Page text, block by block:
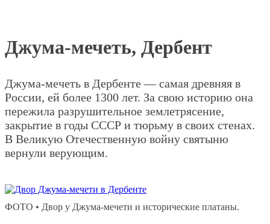
Джума-мечеть, Дербент
Джума-мечеть в Дербенте — самая древняя в
России, ей более 1300 лет. За свою историю она
пережила разрушительное землетрясение,
закрытие в годы СССР и тюрьму в своих стенах.
В Великую Отечественную войну святыню
вернули верующим.
ФОТО • Двор у Джума-мечети и исторические платаны.